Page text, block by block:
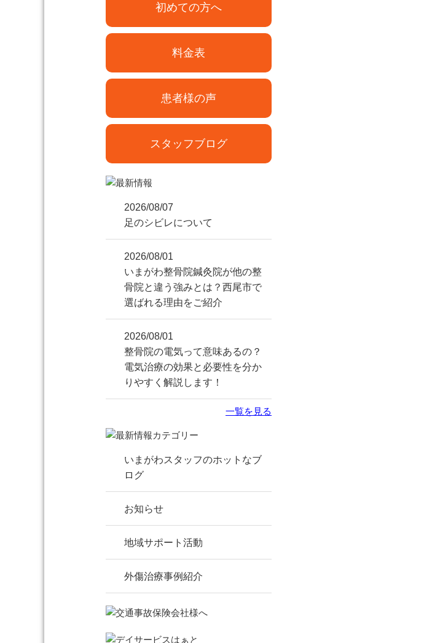
初めての方へ
料金表
患者様の声
スタッフブログ
2026/08/07
足のシビレについて
2026/08/01
いまがわ整骨院鍼灸院が他の整
骨院と違う強みとは？西尾市で
選ばれる理由をご紹介
2026/08/01
整骨院の電気って意味あるの？
電気治療の効果と必要性を分か
りやすく解説します！
一覧を見る
いまがわスタッフのホットなブ
ログ
お知らせ
地域サポート活動
外傷治療事例紹介